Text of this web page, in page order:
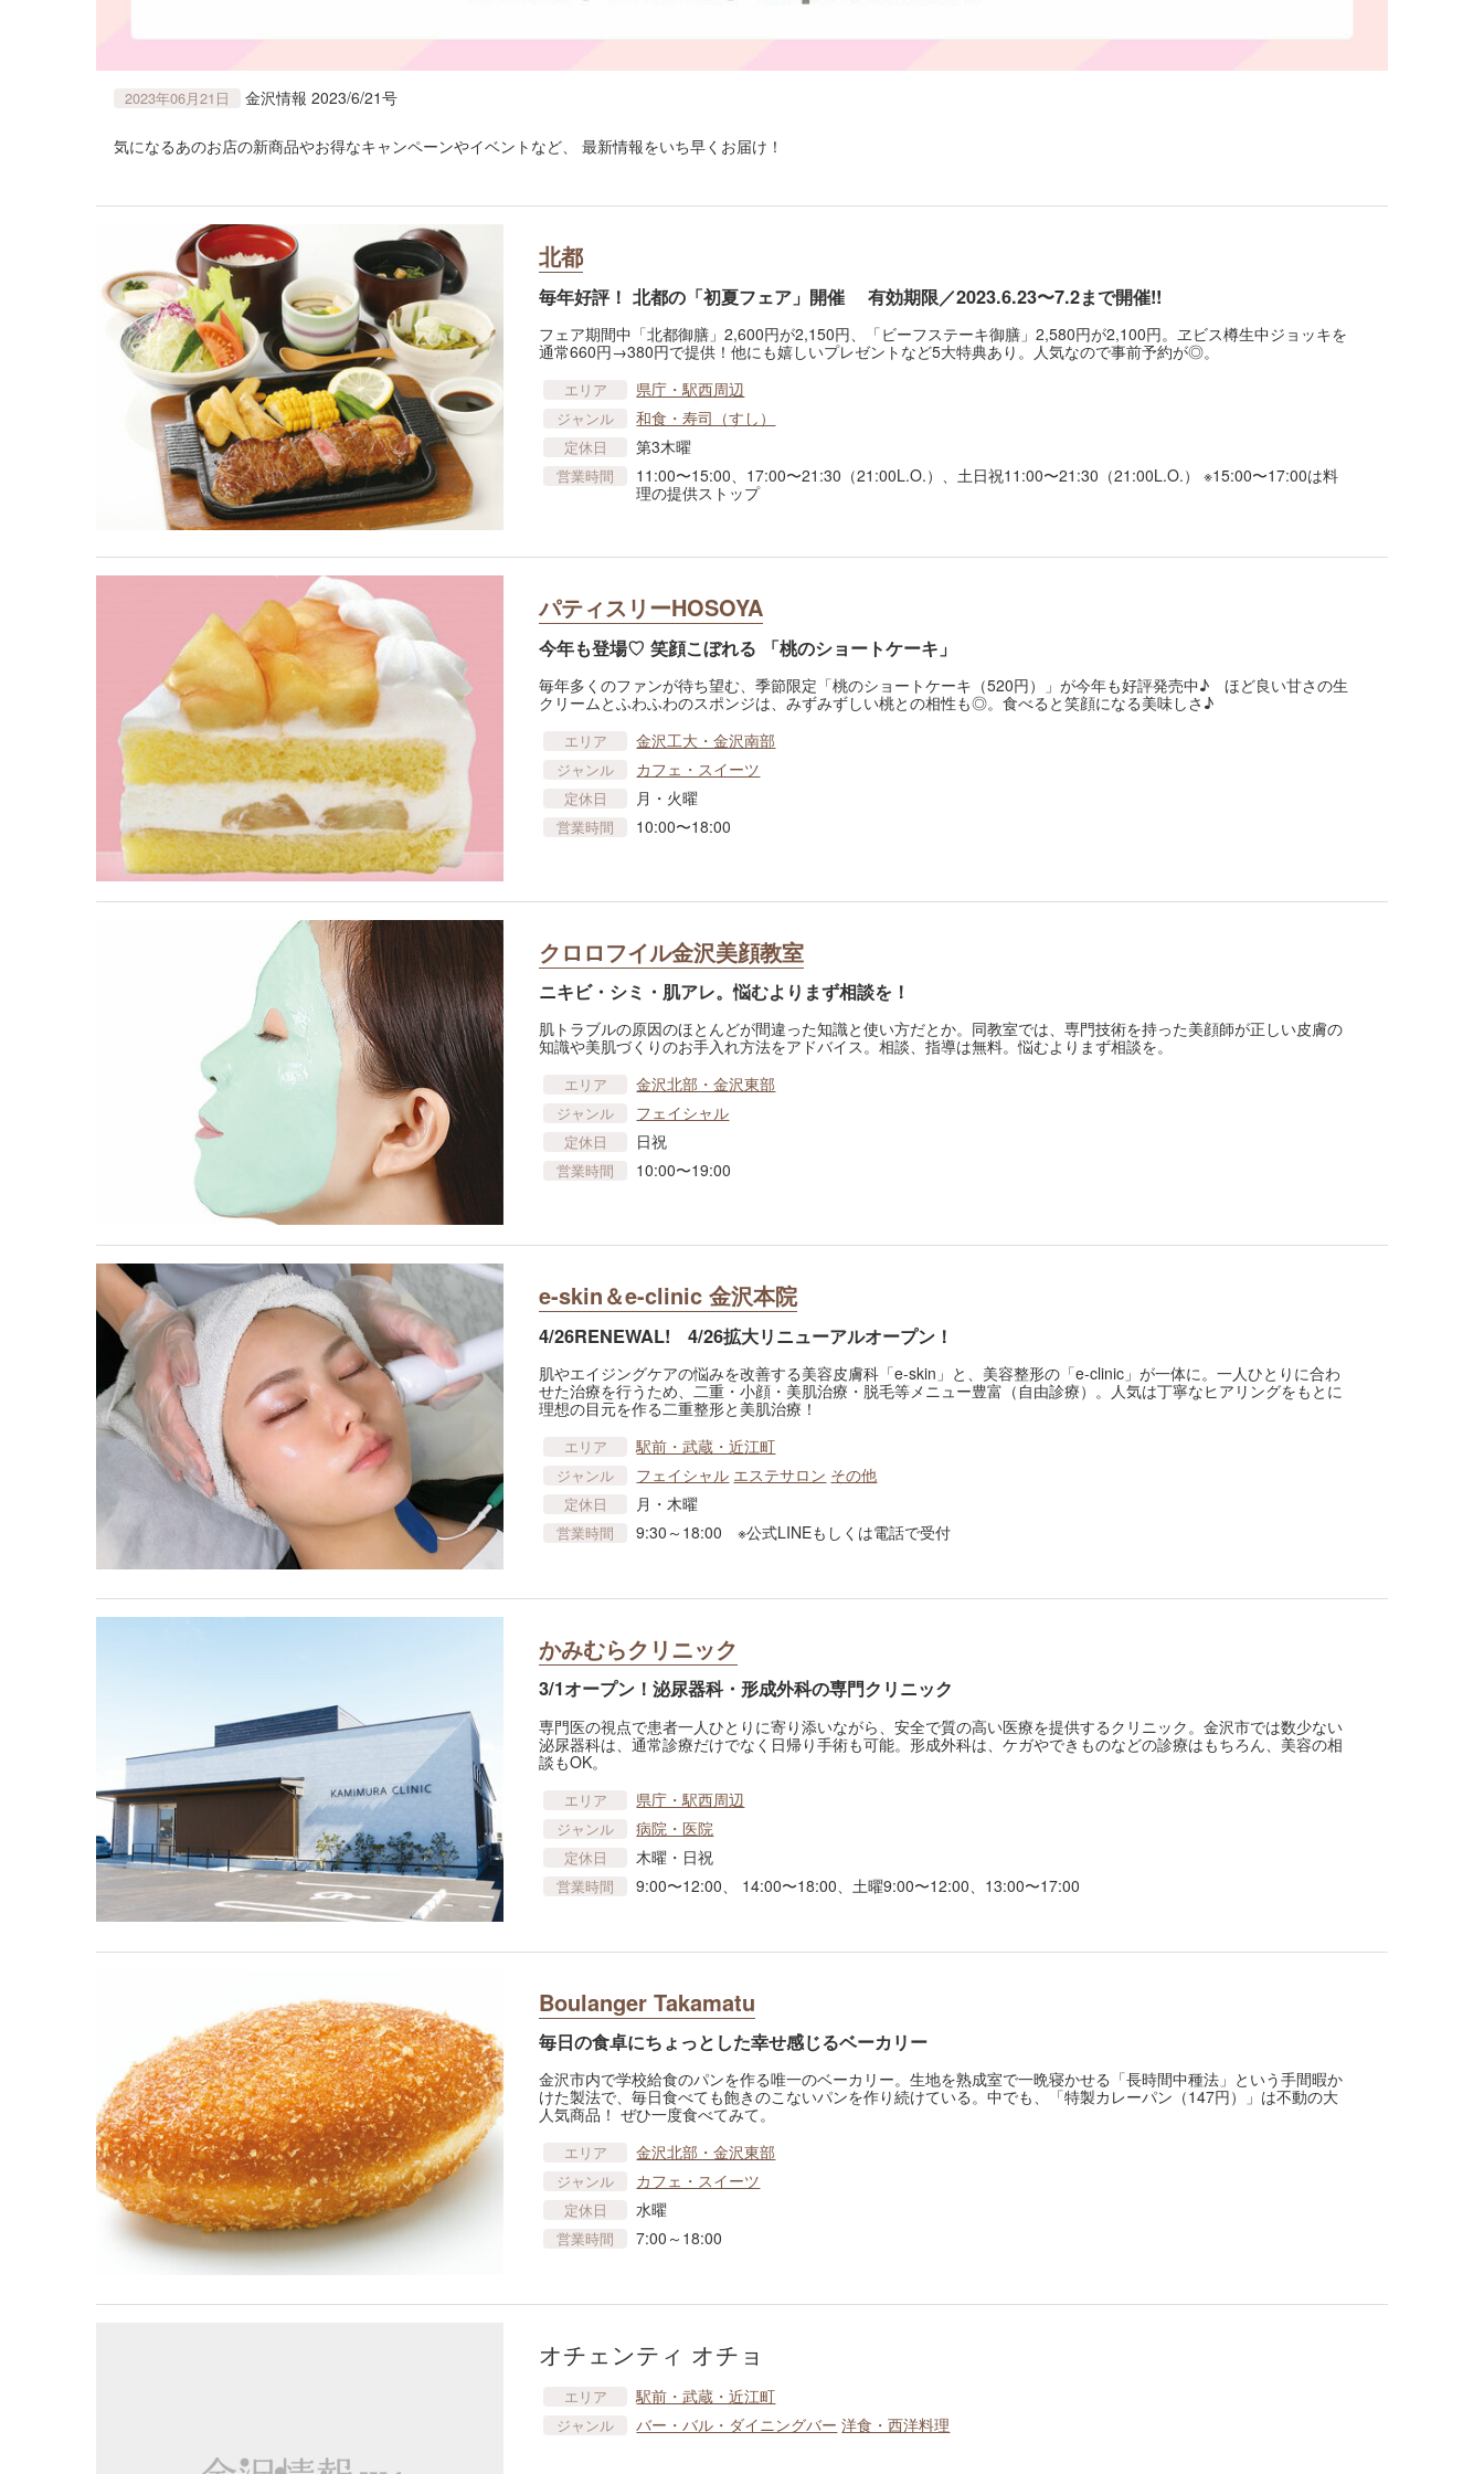
2023年06月21日 金沢情報 2023/6/21号
気になるあのお店の新商品やお得なキャンペーンやイベントなど、 最新情報をいち早くお届け！
北都
毎年好評！ 北都の「初夏フェア」開催 有効期限／2023.6.23〜7.2まで開催!!
フェア期間中「北都御膳」2,600円が2,150円、「ビーフステーキ御膳」2,580円が2,100円。ヱビス樽生中ジョッキを
通常660円→380円で提供！他にも嬉しいプレゼントなど5大特典あり。人気なので事前予約が◎。
エリア 県庁・駅西周辺
ジャンル 和食・寿司（すし）
定休日 第3木曜
営業時間
11:00〜15:00、17:00〜21:30（21:00L.O.）、土日祝11:00〜21:30（21:00L.O.） ※15:00〜17:00は料
理の提供ストップ
パティスリーHOSOYA
今年も登場♡ 笑顔こぼれる 「桃のショートケーキ」
毎年多くのファンが待ち望む、季節限定「桃のショートケーキ（520円）」が今年も好評発売中♪ ほど良い甘さの生
クリームとふわふわのスポンジは、みずみずしい桃との相性も◎。食べると笑顔になる美味しさ♪
エリア 金沢工大・金沢南部
ジャンル カフェ・スイーツ
定休日 月・火曜
営業時間 10:00〜18:00
クロロフイル金沢美顔教室
ニキビ・シミ・肌アレ。悩むよりまず相談を！
肌トラブルの原因のほとんどが間違った知識と使い方だとか。同教室では、専門技術を持った美顔師が正しい皮膚の
知識や美肌づくりのお手入れ方法をアドバイス。相談、指導は無料。悩むよりまず相談を。
エリア 金沢北部・金沢東部
ジャンル フェイシャル
定休日 日祝
営業時間 10:00〜19:00
e-skin＆e-clinic 金沢本院
4/26RENEWAL! 4/26拡大リニューアルオープン！
肌やエイジングケアの悩みを改善する美容皮膚科「e-skin」と、美容整形の「e-clinic」が一体に。一人ひとりに合わ
せた治療を行うため、二重・小顔・美肌治療・脱毛等メニュー豊富（自由診療）。人気は丁寧なヒアリングをもとに
理想の目元を作る二重整形と美肌治療！
エリア 駅前・武蔵・近江町
ジャンル フェイシャル エステサロン その他
定休日 月・木曜
営業時間 9:30～18:00 ※公式LINEもしくは電話で受付
かみむらクリニック
3/1オープン！泌尿器科・形成外科の専門クリニック
専門医の視点で患者一人ひとりに寄り添いながら、安全で質の高い医療を提供するクリニック。金沢市では数少ない
泌尿器科は、通常診療だけでなく日帰り手術も可能。形成外科は、ケガやできものなどの診療はもちろん、美容の相
談もOK。
エリア 県庁・駅西周辺
ジャンル 病院・医院
定休日 木曜・日祝
営業時間 9:00〜12:00、 14:00〜18:00、土曜9:00〜12:00、13:00〜17:00
Boulanger Takamatu
毎日の食卓にちょっとした幸せ感じるベーカリー
金沢市内で学校給食のパンを作る唯一のベーカリー。生地を熟成室で一晩寝かせる「長時間中種法」という手間暇か
けた製法で、毎日食べても飽きのこないパンを作り続けている。中でも、「特製カレーパン（147円）」は不動の大
人気商品！ ぜひ一度食べてみて。
エリア 金沢北部・金沢東部
ジャンル カフェ・スイーツ
定休日 水曜
営業時間 7:00～18:00
オチェンティ オチョ
エリア 駅前・武蔵・近江町
ジャンル バー・バル・ダイニングバー 洋食・西洋料理